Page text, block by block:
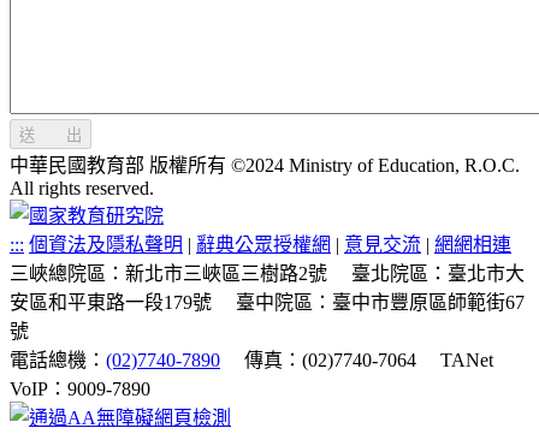
送 出
中華民國教育部 版權所有 ©2024 Ministry of Education, R.O.C.
All rights reserved.
::: 個資法及隱私聲明 | 辭典公眾授權網 | 意見交流 | 網網相連
三峽總院區：新北市三峽區三樹路2號
臺北院區：臺北市大
安區和平東路一段179號
臺中院區：臺中市豐原區師範街67
號
電話總機： (02)7740-7890 傳真：(02)7740-7064
TANet
VoIP：9009-7890